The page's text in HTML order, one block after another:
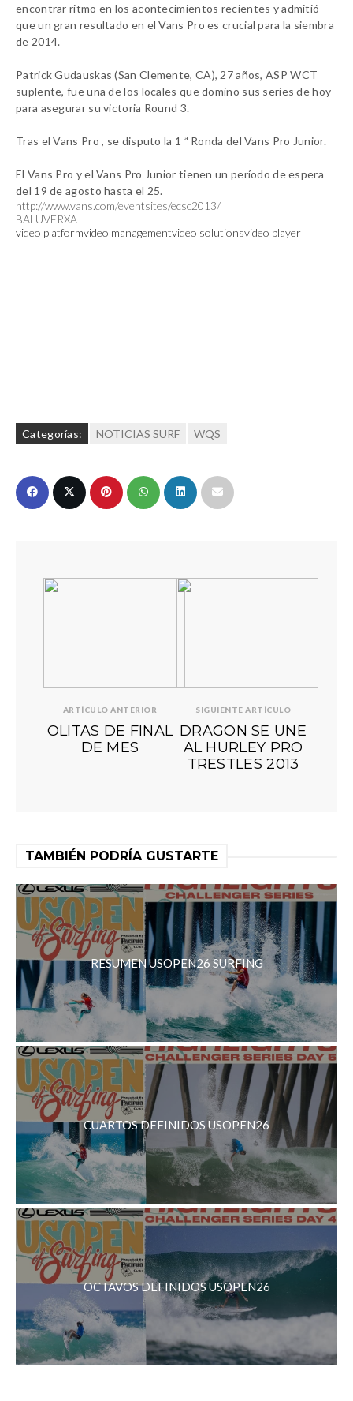
encontrar ritmo en los acontecimientos recientes y admitió
que un gran resultado en el Vans Pro es crucial para la siembra
de 2014.
Patrick Gudauskas (San Clemente, CA), 27 años, ASP WCT
suplente, fue una de los locales que domino sus series de hoy
para asegurar su victoria Round 3.
Tras el Vans Pro , se disputo la 1 ª Ronda del Vans Pro Junior.
El Vans Pro y el Vans Pro Junior tienen un período de espera
del 19 de agosto hasta el 25.
http://www.vans.com/eventsites/ecsc2013/
BALUVERXA
video platformvideo managementvideo solutionsvideo player
Categorías: NOTICIAS SURF WQS
ARTÍCULO ANTERIOR
OLITAS DE FINAL
DE MES
SIGUIENTE ARTÍCULO
DRAGON SE UNE
AL HURLEY PRO
TRESTLES 2013
TAMBIÉN PODRÍA GUSTARTE
RESUMEN USOPEN26 SURFING
CUARTOS DEFINIDOS USOPEN26
OCTAVOS DEFINIDOS USOPEN26